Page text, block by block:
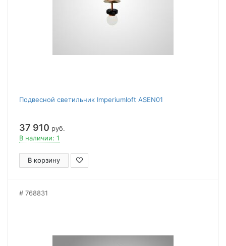
Подвесной светильник Imperiumloft ASEN01
37 910 руб.
В наличии: 1
В корзину
768831